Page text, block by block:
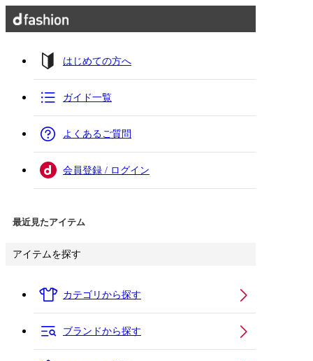
はじめての方へ
ガイド一覧
よくあるご質問
会員登録 / ログイン
最近見たアイテム
アイテムを探す
カテゴリから探す
ブランドから探す